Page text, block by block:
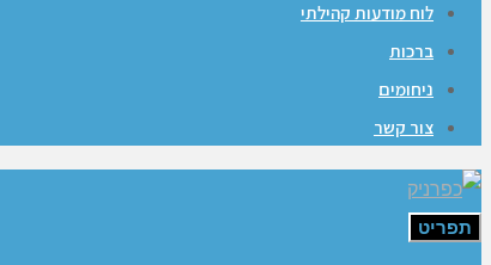
לוח מודעות קהילתי
ברכות
ניחומים
צור קשר
תפריט